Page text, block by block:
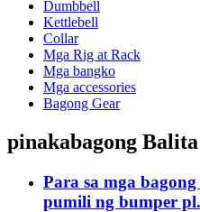
Dumbbell
Kettlebell
Collar
Mga Rig at Rack
Mga bangko
Mga accessories
Bagong Gear
pinakabagong Balita
Para sa mga
pumili ng bumper